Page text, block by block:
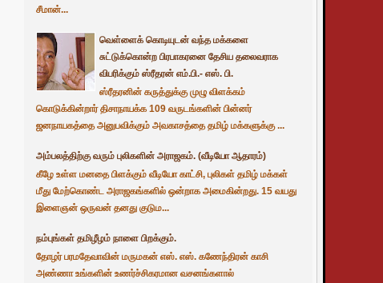
சீமான்...
வெள்ளைக் கொடியுடன் வந்த மக்களை
சுட்டுக்கொன்ற பிரபாகரனை தேசிய தலைவராக
விபரிக்கும் ஸ்ரீதரன் எம்.பி.- எஸ். பி.
ஸ்ரீதரனின் கருத்துக்கு முழு விளக்கம்
கொடுக்கின்றார் திசாநாயக்க 109 வருடங்களின் பின்னர்
ஜனநாயகத்தை அனுபவிக்கும் அவகாசத்தை தமிழ் மக்களுக்கு ...
அம்பலத்திற்கு வரும் புலிகளின் அராஜகம். (வீடியோ ஆதாரம்)
கீழே உள்ள மனதை பிளக்கும் வீடியோ காட்சி, புலிகள் தமிழ் மக்கள்
மீது மேற்கொண்ட அராஜகங்களில் ஒன்றாக அமைகின்றது. 15 வயது
இளைஞன் ஒருவன் தனது குடும...
நம்புங்கள் தமிழீழம் நாளை பிறக்கும்.
தோழர் பரமதேவாவின் மருமகன் எஸ். எஸ். கணேந்திரன் காசி
அண்ணா உங்களின் உணர்ச்சிகரமான வசனங்களால்